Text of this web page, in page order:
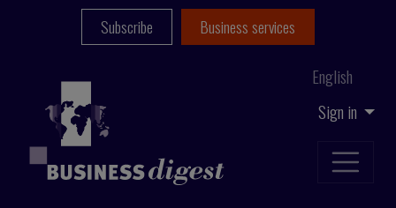
Sign in
English
Subscribe Business services